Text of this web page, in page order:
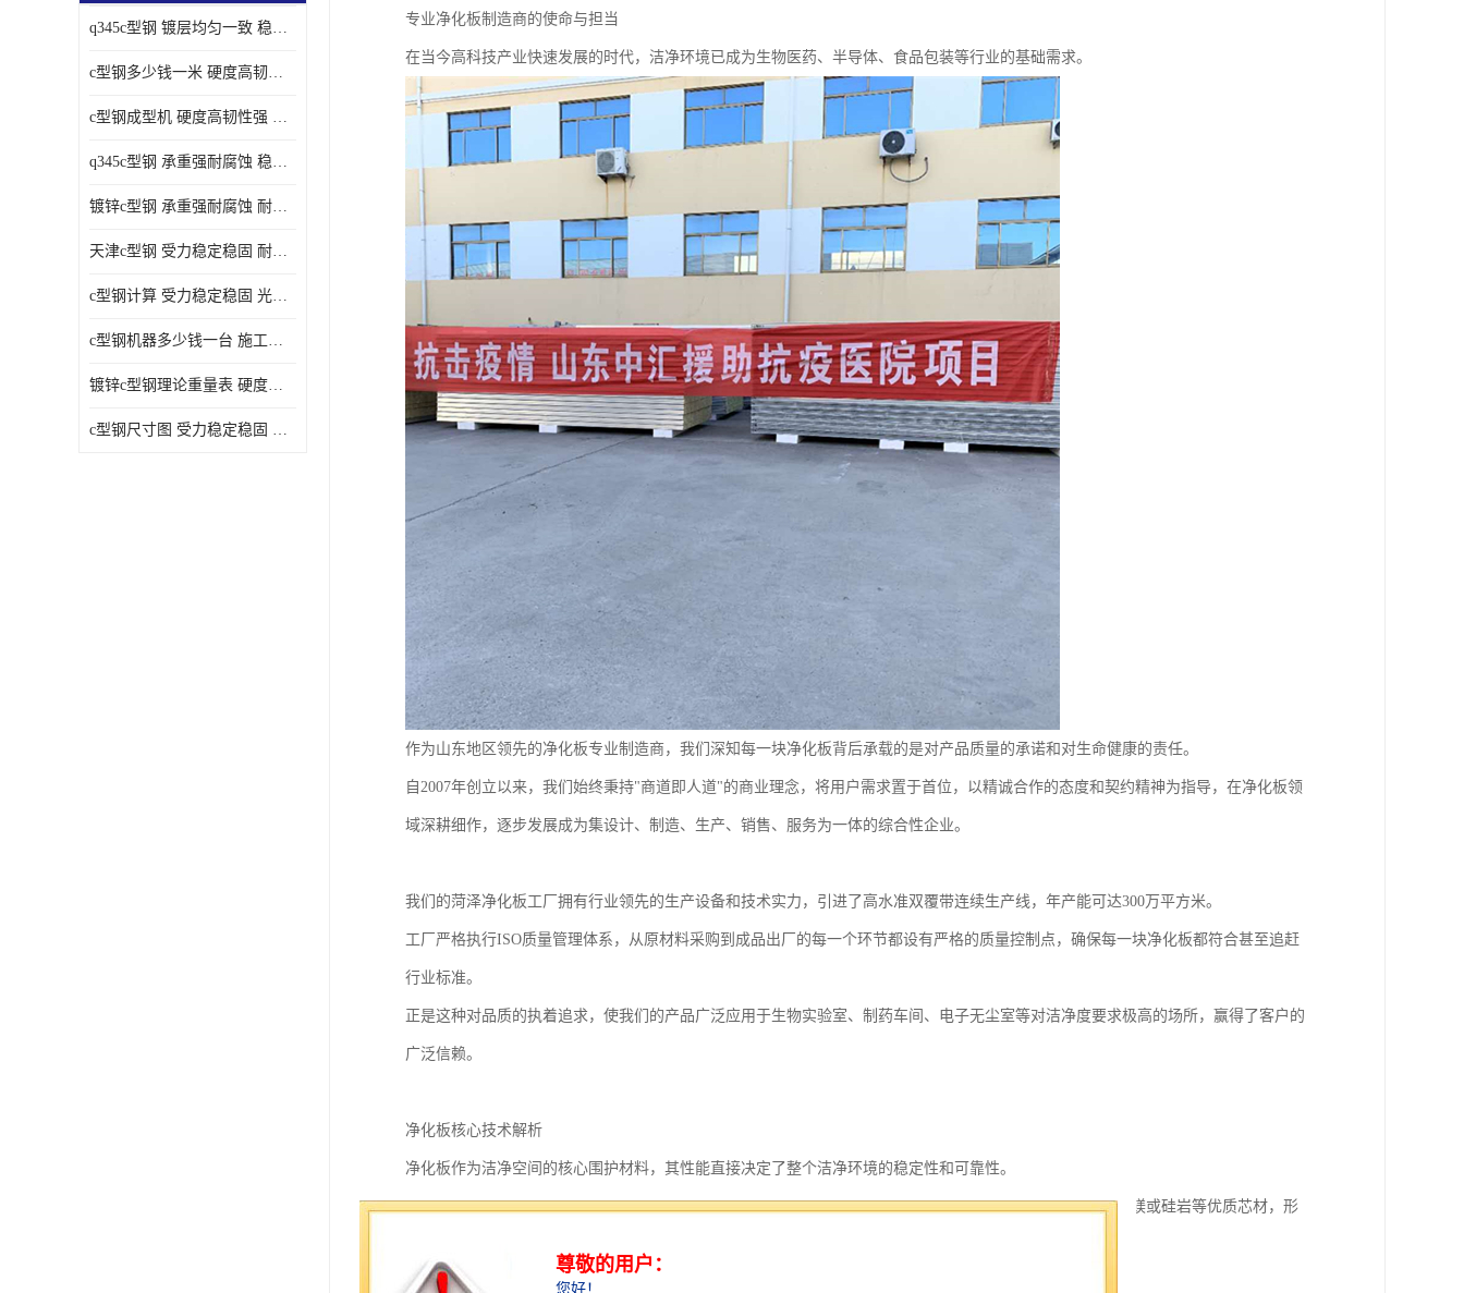
q345c型钢 镀层均匀一致 稳重支撑承载力大
c型钢多少钱一米 硬度高韧性强 光洁无毛刺
c型钢成型机 硬度高韧性强 防腐耐蚀性能好
q345c型钢 承重强耐腐蚀 稳重支撑承载力大
镀锌c型钢 承重强耐腐蚀 耐腐蚀 耐高温
天津c型钢 受力稳定稳固 耐腐蚀 耐高温
c型钢计算 受力稳定稳固 光洁无毛刺
c型钢机器多少钱一台 施工方便简单 稳重支撑承载力大
镀锌c型钢理论重量表 硬度高韧性强 光洁无毛刺
c型钢尺寸图 受力稳定稳固 光洁无毛刺
专业净化板制造商的使命与担当
在当今高科技产业快速发展的时代，洁净环境已成为生物医药、半导体、食品包装等行业的基础需求。
作为山东地区领先的净化板专业制造商，我们深知每一块净化板背后承载的是对产品质量的承诺和对生命健康的责任。
自2007年创立以来，我们始终秉持"商道即人道"的商业理念，将用户需求置于首位，以精诚合作的态度和契约精神为指导，在净化板领
域深耕细作，逐步发展成为集设计、制造、生产、销售、服务为一体的综合性企业。
我们的菏泽净化板工厂拥有行业领先的生产设备和技术实力，引进了高水准双覆带连续生产线，年产能可达300万平方米。
工厂严格执行ISO质量管理体系，从原材料采购到成品出厂的每一个环节都设有严格的质量控制点，确保每一块净化板都符合甚至追赶
行业标准。
正是这种对品质的执着追求，使我们的产品广泛应用于生物实验室、制药车间、电子无尘室等对洁净度要求极高的场所，赢得了客户的
广泛信赖。
净化板核心技术解析
净化板作为洁净空间的核心围护材料，其性能直接决定了整个洁净环境的稳定性和可靠性。
我们的净化板采用高纯度金属基材（镀锌/镀铝锌/不锈钢）为基体，通过全自动生产线复合聚氨酯、岩棉、玻镁或硅岩等优质芯材，形